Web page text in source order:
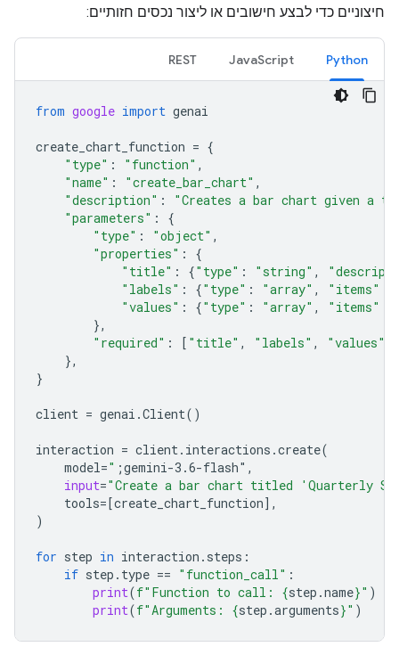
חיצוניים כדי לבצע חישובים או ליצור נכסים חזותיים:
Python
JavaScript
REST
from google import genai
create_chart_function = {
"type" : "function" ,
"name" : "create_bar_chart" ,
"description" :
"Creates a bar chart given a
"parameters" :
{
"type" : "object" ,
"properties" :
{
"title" : {"type" : "string" ,
"labels" : {"type" : "array" , "items"
"values" : {"type" : "array" , "items"
},
"required" : [ "title" , "labels" , "values"
},
}
client = genai .Client()
interaction = client. interactions .create(
model=" ;gemini-3.6-flash" ,
input="Create a bar chart titled 'Quarterly
tools=[create_chart_function],
)
for step in interaction . steps :
if step . type == "function_call" :
print(f"Function to call: {step .name}" )
print(f"Arguments: {step .arguments}" )